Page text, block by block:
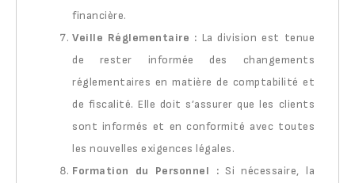
financière.
Veille Réglementaire : La division est tenue
de rester informée des changements
réglementaires en matière de comptabilité et
de fiscalité. Elle doit s’assurer que les clients
sont informés et en conformité avec toutes
les nouvelles exigences légales.
Formation du Personnel : Si nécessaire, la